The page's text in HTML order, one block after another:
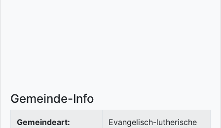
Gemeinde-Info
Gemeindeart:
Evangelisch-lutherische